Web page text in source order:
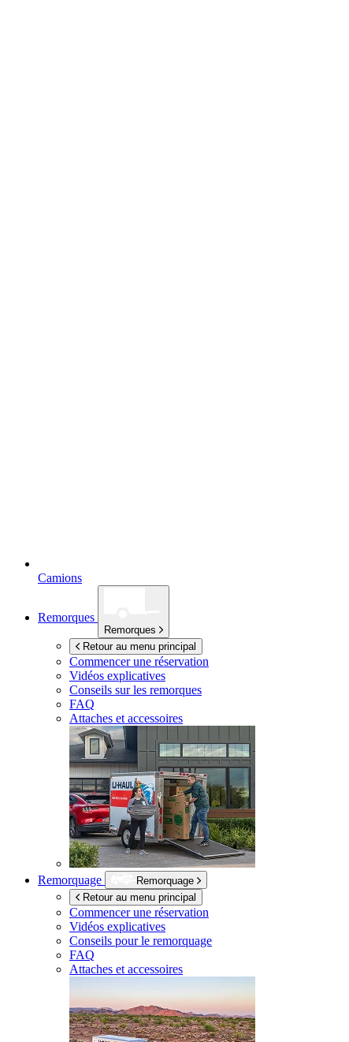
Camions
Remorques
Remorques
Retour au menu principal
Commencer une réservation
Vidéos explicatives
Conseils sur les remorques
FAQ
Attaches et accessoires
Remorquage
Remorquage
Retour au menu principal
Commencer une réservation
Vidéos explicatives
Conseils pour le remorquage
FAQ
Attaches et accessoires